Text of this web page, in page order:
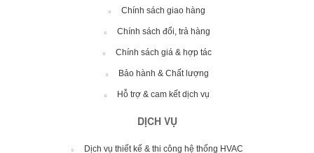
Chính sách giao hàng
Chính sách đổi, trả hàng
Chính sách giá & hợp tác
Bảo hành & Chất lượng
Hỗ trợ & cam kết dịch vụ
DỊCH VỤ
Dịch vụ thiết kế & thi công hệ thống HVAC